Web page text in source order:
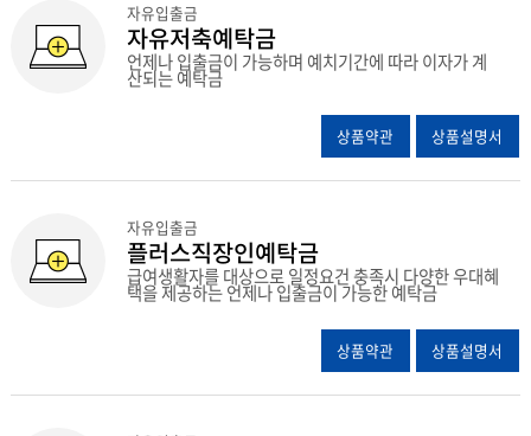
자유입출금
자유저축예탁금
언제나 입출금이 가능하며 예치기간에 따라 이자가 계
산되는 예탁금
상품약관 상품설명서
자유입출금
플러스직장인예탁금
급여생활자를 대상으로 일정요건 충족시 다양한 우대혜
택을 제공하는 언제나 입출금이 가능한 예탁금
상품약관 상품설명서